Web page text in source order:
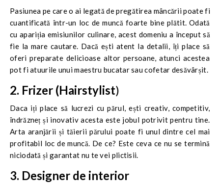
Pasiunea pe care o ai legată de pregătirea mâncării poate fi
cuantificată într-un loc de muncă foarte bine plătit. Odată
cu apariția emisiunilor culinare, acest domeniu a început să
fie la mare cautare. Dacă ești atent la detalii, îți place să
oferi preparate delicioase altor persoane, atunci acestea
pot fi atuurile unui maestru bucatar sau cofetar desăvârșit.
2. Frizer (Hairstylist)
Daca iți place să lucrezi cu părul, ești creativ, competitiv,
îndrăzneț și inovativ acesta este jobul potrivit pentru tine.
Arta aranjării și tăierii părului poate fi unul dintre cel mai
profitabil loc de muncă. De ce? Este ceva ce nu se termină
niciodată și garantat nu te vei plictisii.
3. Designer de interior